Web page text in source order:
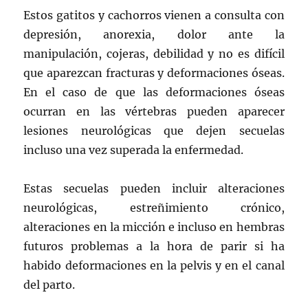
Estos gatitos y cachorros vienen a consulta con
depresión, anorexia, dolor ante la
manipulación, cojeras, debilidad y no es difícil
que aparezcan fracturas y deformaciones óseas.
En el caso de que las deformaciones óseas
ocurran en las vértebras pueden aparecer
lesiones neurológicas que dejen secuelas
incluso una vez superada la enfermedad.
Estas secuelas pueden incluir alteraciones
neurológicas, estreñimiento crónico,
alteraciones en la micción e incluso en hembras
futuros problemas a la hora de parir si ha
habido deformaciones en la pelvis y en el canal
del parto.